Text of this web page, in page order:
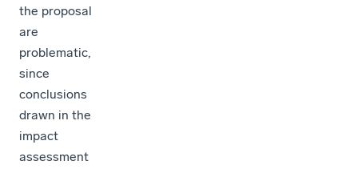
the proposal
are
problematic,
since
conclusions
drawn in the
impact
assessment